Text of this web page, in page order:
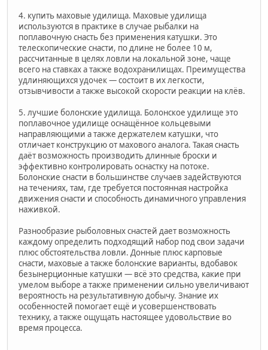
4. купить маховые удилища. Маховые удилища
используются в практике в случае рыбалки на
поплавочную снасть без применения катушки. Это
телескопические снасти, по длине не более 10 м,
рассчитанные в целях ловли на локальной зоне, чаще
всего на ставках а также водохранилищах. Преимущества
удлиняющихся удочек — состоит в их легкости,
отзывчивости а также высокой скорости реакции на клёв.
5. лучшие болонские удилища. Болонское удилище это
поплавочное удилище оснащённое кольцевыми
направляющими а также держателем катушки, что
отличает конструкцию от махового аналога. Такая снасть
даёт возможность производить длинные броски и
эффективно контролировать оснастку на потоке.
Болонские снасти в большинстве случаев задействуются
на течениях, там, где требуется постоянная настройка
движения снасти и способность динамичного управления
наживкой.
Разнообразие рыболовных снастей дает возможность
каждому определить подходящий набор под свои задачи
плюс обстоятельства ловли. Донные плюс карповые
снасти, маховые а также болонские варианты, вдобавок
безынерционные катушки — всё это средства, какие при
умелом выборе а также применении сильно увеличивают
вероятность на результативную добычу. Знание их
особенностей помогает ещё и усовершенствовать
технику, а также ощущать настоящее удовольствие во
время процесса.